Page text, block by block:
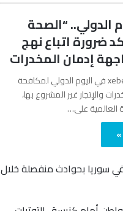
الدولي.. “الصحة
ضرورة اتباع نهج
إدمان المخدرات
آفرين علو ـ xeber24.net في اليوم الدولي لمكافحة
والإتجار غير المشروع بها،
على…
في سوريا بحوادث منفصلة خلال